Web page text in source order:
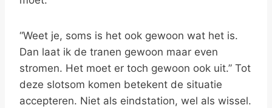
“Weet je, soms is het ook gewoon wat het is.
Dan laat ik de tranen gewoon maar even
stromen. Het moet er toch gewoon ook uit.” Tot
deze slotsom komen betekent de situatie
accepteren. Niet als eindstation, wel als wissel.